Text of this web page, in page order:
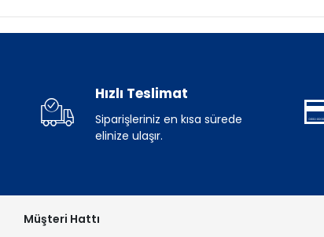
Hızlı Teslimat
Siparişleriniz en kısa sürede
elinize ulaşır.
Müşteri Hattı